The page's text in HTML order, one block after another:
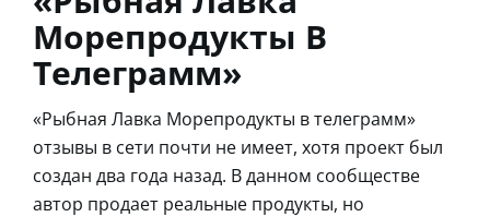
Морепродукты В
Телеграмм»
«Рыбная Лавка Морепродукты в телеграмм»
отзывы в сети почти не имеет, хотя проект был
создан два года назад. В данном сообществе
автор продает реальные продукты, но